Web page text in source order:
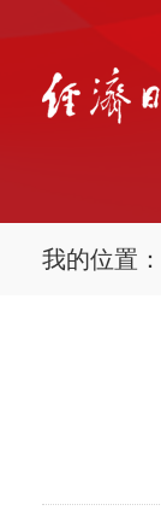
我的位置：